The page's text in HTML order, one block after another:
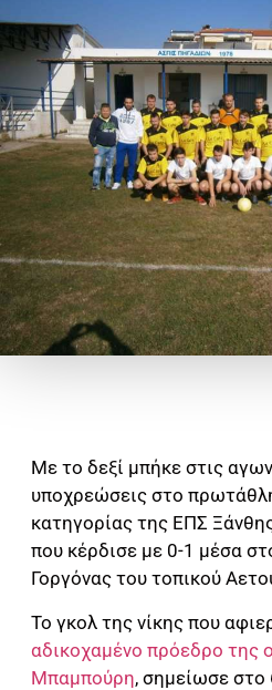
Με το δεξί μπήκε στις
υποχρεώσεις στο
κατηγορίας της ΕΠΣ
που κέρδισε με 0-1 μέσα
Γοργόνας του τοπικού
Το γκολ της νίκης που
αδικοχαμένο πρόεδρο της
Μπαμπούρη, σημείωσε στο